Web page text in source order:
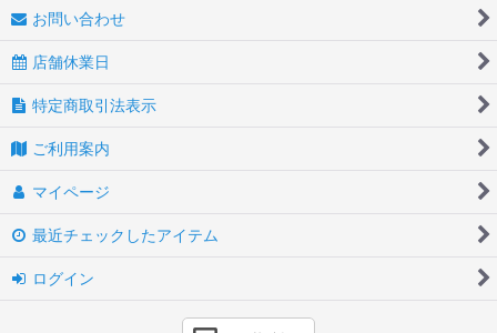
お問い合わせ
店舗休業日
特定商取引法表示
ご利用案内
マイページ
最近チェックしたアイテム
ログイン